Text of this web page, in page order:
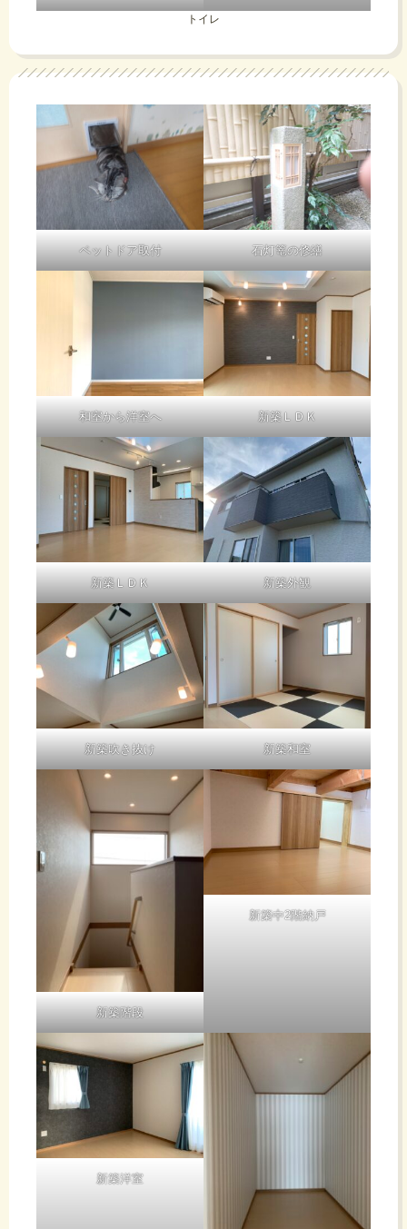
トイレ
ペットドア取付 石灯篭の修繕
和室から洋室へ 新築ＬＤＫ
新築ＬＤＫ 新築外観
新築吹き抜け 新築和室
新築階段
新築中2階納戸
新築洋室